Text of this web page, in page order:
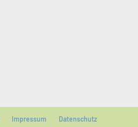
Impressum Datenschutz